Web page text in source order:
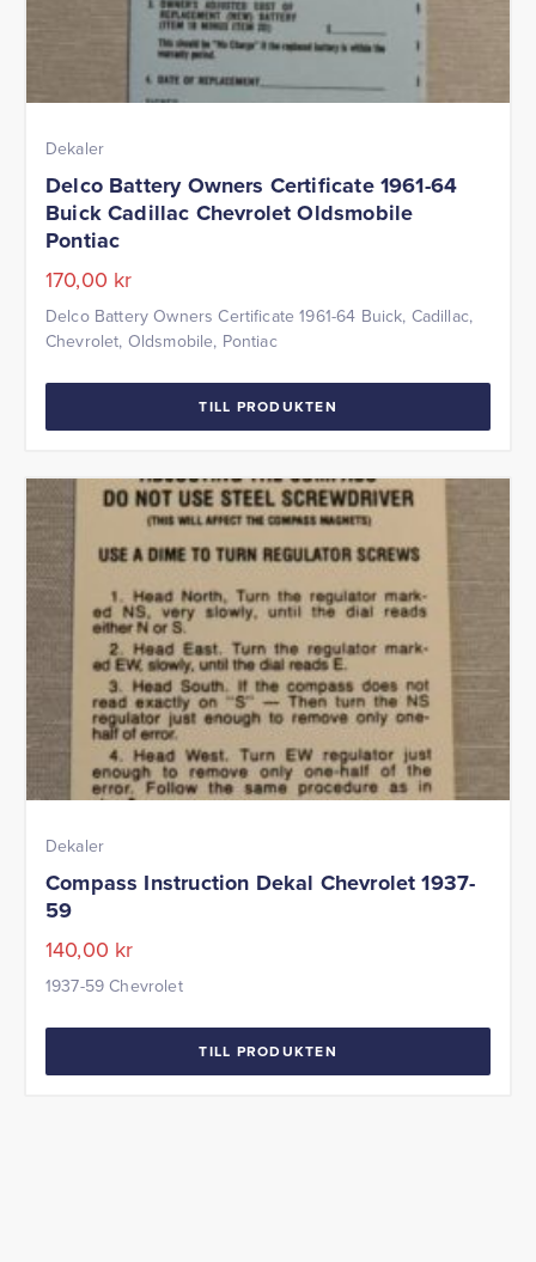
Dekaler
Delco Battery Owners Certificate 1961-64
Buick Cadillac Chevrolet Oldsmobile
Pontiac
170,00 kr
Delco Battery Owners Certificate 1961-64 Buick, Cadillac,
Chevrolet, Oldsmobile, Pontiac
TILL PRODUKTEN
Dekaler
Compass Instruction Dekal Chevrolet 1937-
59
140,00 kr
1937-59 Chevrolet
TILL PRODUKTEN